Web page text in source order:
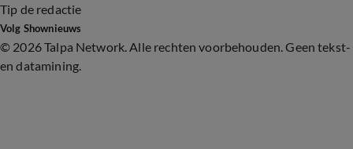
Tip de redactie
Volg Shownieuws
© 2026 Talpa Network. Alle rechten voorbehouden. Geen tekst-
en datamining.